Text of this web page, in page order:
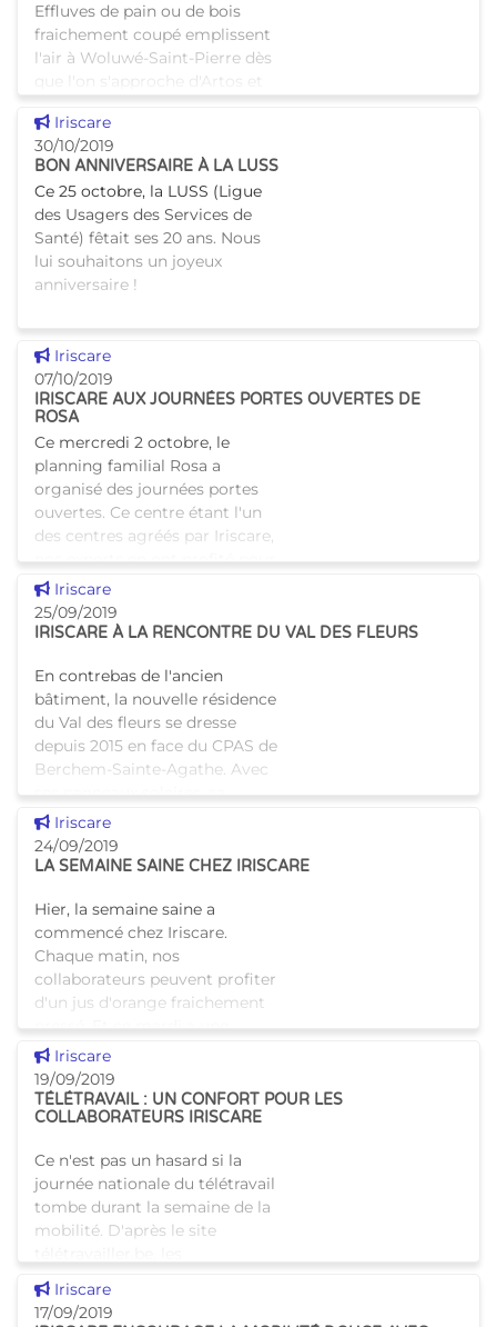
Effluves de pain ou de bois
fraichement coupé emplissent
l'air à Woluwé-Saint-Pierre dès
que l'on s'approche d'Artos et
permettent à des adultes en
situation de han
Voir cette news
Iriscare
30/10/2019
BON ANNIVERSAIRE À LA LUSS
Ce 25 octobre, la LUSS (Ligue
des Usagers des Services de
Santé) fêtait ses 20 ans. Nous
lui souhaitons un joyeux
anniversaire !
Voir cette news
Iriscare
07/10/2019
IRISCARE AUX JOURNÉES PORTES OUVERTES DE
ROSA
Ce mercredi 2 octobre, le
planning familial Rosa a
organisé des journées portes
ouvertes. Ce centre étant l'un
des centres agréés par Iriscare,
nos experts en ont profité pour
aller à la renco
Voir cette news
Iriscare
25/09/2019
IRISCARE À LA RENCONTRE DU VAL DES FLEURS
En contrebas de l'ancien
bâtiment, la nouvelle résidence
du Val des fleurs se dresse
depuis 2015 en face du CPAS de
Berchem-Sainte-Agathe. Avec
ses panneaux solaires, sa
verdure et son restaurant co
Voir cette news
Iriscare
24/09/2019
LA SEMAINE SAINE CHEZ IRISCARE
Hier, la semaine saine a
commencé chez Iriscare.
Chaque matin, nos
collaborateurs peuvent profiter
d'un jus d'orange fraichement
pressé. Et ce mardi a une
saveur toute particulière,
puisqu'un buff
Voir cette news
Iriscare
19/09/2019
TÉLÉTRAVAIL : UN CONFORT POUR LES
COLLABORATEURS IRISCARE
Ce n'est pas un hasard si la
journée nationale du télétravail
tombe durant la semaine de la
mobilité. D'après le site
télétravailleurs permettent
actuellement une rédu
Voir cette news
Iriscare
17/09/2019